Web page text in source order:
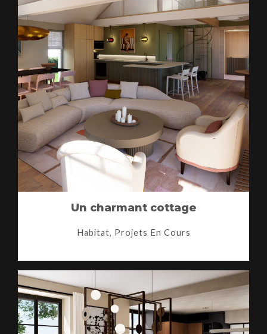
Un charmant cottage
Habitat, Projets En Cours